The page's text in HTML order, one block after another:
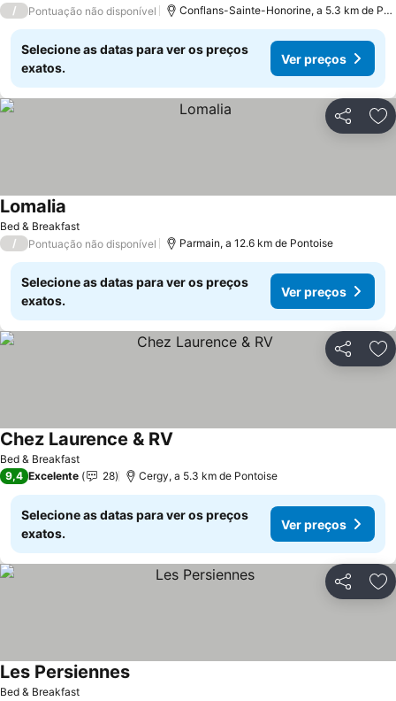
/ Pontuação não disponível Conflans-Sainte-Honorine, a 5.3 km de Pontoise
Selecione as datas para ver os preços
exatos.
Ver preços
Partilhar
Bed & Breakfast
Lomalia
/ Pontuação não disponível Parmain, a 12.6 km de Pontoise
Selecione as datas para ver os preços
exatos.
Ver preços
Partilhar
Bed & Breakfast
Chez Laurence & RV
9,4 Excelente 28 Cergy, a 5.3 km de Pontoise
Selecione as datas para ver os preços
exatos.
Ver preços
Partilhar
Bed & Breakfast
Les Persiennes